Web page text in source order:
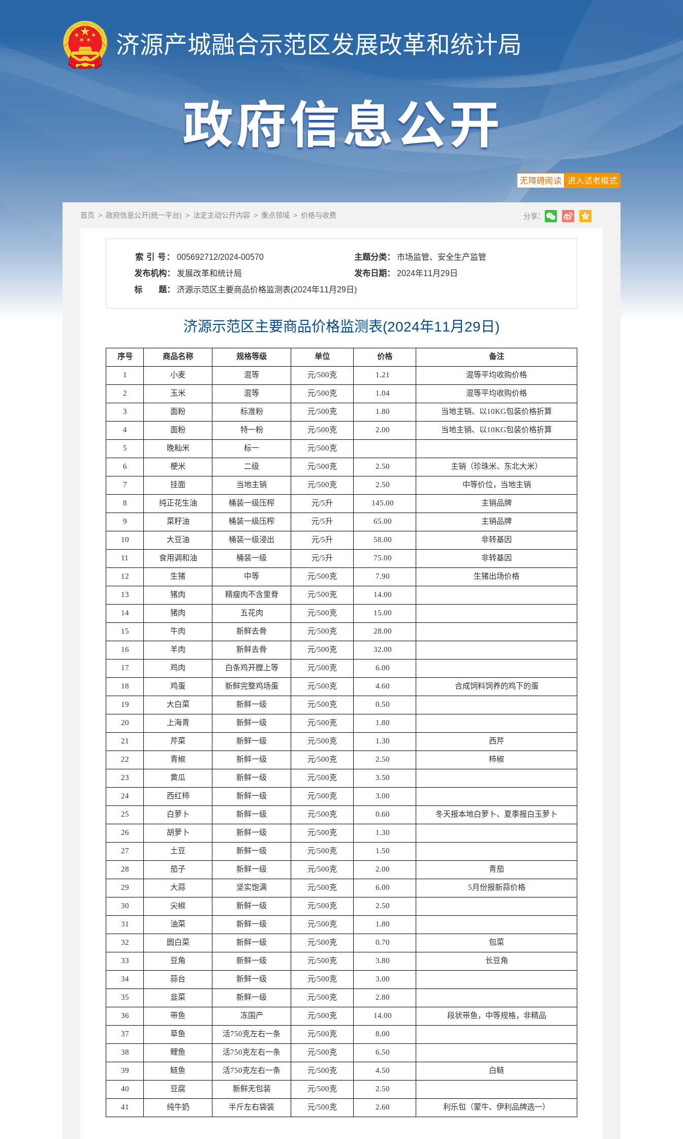
济源产城融合示范区发展改革和统计局
进入适老模式
无障碍阅读
首页 > 政府信息公开(统一平台) > 法定主动公开内容 > 重点领域 > 价格与收费 分享：
索 引 号： 005692712/2024-00570 主题分类：
市场监管、安全生产监管
发布机构：
发展改革和统计局 发布日期：
2024年11月29日
标 题：
​ 济源示范区主要商品价格监测表(2024年11月29日)
济源示范区主要商品价格监测表(2024年11月29日)
序号 商品名称 规格等级 单位 价格 备注
1 小麦 混等 元/500克 1.21 混等平均收购价格
2 玉米 混等 元/500克 1.04 混等平均收购价格
3 面粉 标准粉 元/500克 1.80 当地主销、以10KG包装价格折算
4 面粉 特一粉 元/500克 2.00 当地主销、以10KG包装价格折算
5 晚籼米 标一 元/500克
6 梗米 二级 元/500克 2.50 主销（珍珠米、东北大米）
7 挂面 当地主销 元/500克 2.50 中等价位，当地主销
8 纯正花生油 桶装一级压榨 元/5升 145.00 主销品牌
9 菜籽油 桶装一级压榨 元/5升 65.00 主销品牌
10 大豆油 桶装一级浸出 元/5升 58.00 非转基因
11 食用调和油 桶装一级 元/5升 75.00 非转基因
12 生猪 中等 元/500克 7.90 生猪出场价格
13 猪肉 精瘦肉不含里脊 元/500克 14.00
14 猪肉 五花肉 元/500克 15.00
15 牛肉 新鲜去骨 元/500克 28.00
16 羊肉 新鲜去骨 元/500克 32.00
17 鸡肉 白条鸡开膛上等 元/500克 6.00
18 鸡蛋 新鲜完整鸡场蛋 元/500克 4.60 合成饲料饲养的鸡下的蛋
19 大白菜 新鲜一级 元/500克 0.50
20 上海青 新鲜一级 元/500克 1.80
21 芹菜 新鲜一级 元/500克 1.30 西芹
22 青椒 新鲜一级 元/500克 2.50 柿椒
23 黄瓜 新鲜一级 元/500克 3.50
24 西红柿 新鲜一级 元/500克 3.00
25 白萝卜 新鲜一级 元/500克 0.60 冬天报本地白萝卜、夏季报白玉萝卜
26 胡萝卜 新鲜一级 元/500克 1.30
27 土豆 新鲜一级 元/500克 1.50
28 茄子 新鲜一级 元/500克 2.00 青茄
29 大蒜 坚实饱满 元/500克 6.00 5月份报新蒜价格
30 尖椒 新鲜一级 元/500克 2.50
31 油菜 新鲜一级 元/500克 1.80
32 圆白菜 新鲜一级 元/500克 0.70 包菜
33 豆角 新鲜一级 元/500克 3.80 长豆角
34 蒜台 新鲜一级 元/500克 3.00
35 韭菜 新鲜一级 元/500克 2.80
36 带鱼 冻国产 元/500克 14.00 段状带鱼，中等规格，非精品
37 草鱼 活750克左右一条 元/500克 8.00
38 鲤鱼 活750克左右一条 元/500克 6.50
39 鲢鱼 活750克左右一条 元/500克 4.50 白鲢
40 豆腐 新鲜无包装 元/500克 2.50
41 纯牛奶 半斤左右袋装 元/500克 2.60 利乐包（蒙牛、伊利品牌选一）